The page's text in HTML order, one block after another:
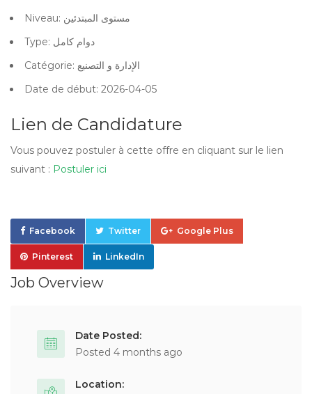
Niveau: مستوى المبتدئين
Type: دوام كامل
Catégorie: الإدارة و التصنيع
Date de début: 2026-04-05
Lien de Candidature
Vous pouvez postuler à cette offre en cliquant sur le lien
suivant : Postuler ici
Facebook Twitter Google Plus
Pinterest LinkedIn
Job Overview
Date Posted:
Posted 4 months ago
Location: